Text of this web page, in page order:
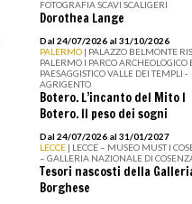
FOTOGRAFIA SCAVI SCALIGERI
Dorothea Lange
Dal 24/07/2026 al 31/10/2026
PALERMO | PALAZZO BELMONTE
PALERMO I PARCO ARCHEOLOGICO
PAESAGGISTICO VALLE DEI TEMPLI -
AGRIGENTO
Botero. L’incanto del Mito I
Botero. Il peso dei sogni
Dal 24/07/2026 al 31/01/2027
LECCE | LECCE – MUSEO MUST I
– GALLERIA NAZIONALE DI
Tesori nascosti della
Borghese